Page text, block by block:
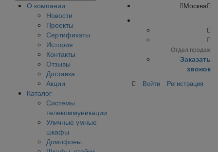
О компании
Новости
Проекты
Сертификаты
История
Контакты
Отзывы
Доставка
Акции
Каталог
Системы
телекоммуникации
Уличные умные
шкафы
Домофоны
Москва
Отдел продаж
Заказать
звонок
Войти Регистрация